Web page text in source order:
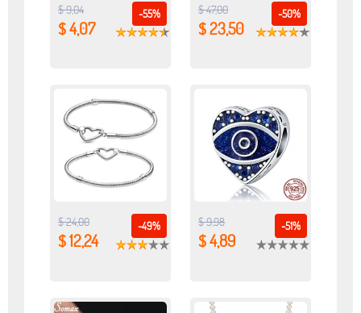
-55%
$ 9,04
$ 4,07
-50%
$ 47,00
$ 23,50
-49%
$ 24,00
$ 12,24
-51%
$ 9,98
$ 4,89